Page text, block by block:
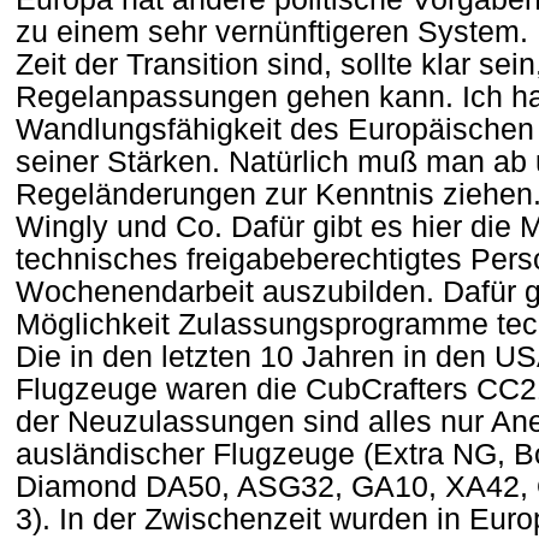
zu einem sehr vernünftigeren
Zeit der Transition sind, sollte klar
Regelanpassungen gehen kann. Ich
Wandlungsfähigkeit des
seiner Stärken. Natürlich muß man ab
Regeländerungen zur Kenntnis
Wingly und Co. Dafür gibt es hier die
technisches freigabeberechtigtes
Wochenendarbeit auszubilden. Dafür
Möglichkeit Zulassungsprogramme
Die in den letzten 10 Jahren in den
Flugzeuge waren die CubCrafters
der Neuzulassungen sind alles nur
ausländischer Flugzeuge (Extra NG,
Diamond DA50, ASG32, GA10, XA42,
3). In der Zwischenzeit wurden in